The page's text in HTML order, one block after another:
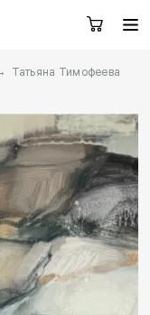
Заказать звонок
Татьяна Тимофеева